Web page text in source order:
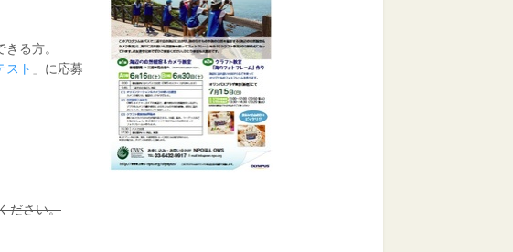
る方。
スト 」に応募
ださい。